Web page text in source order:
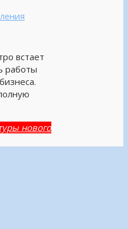
встает
работы
нового